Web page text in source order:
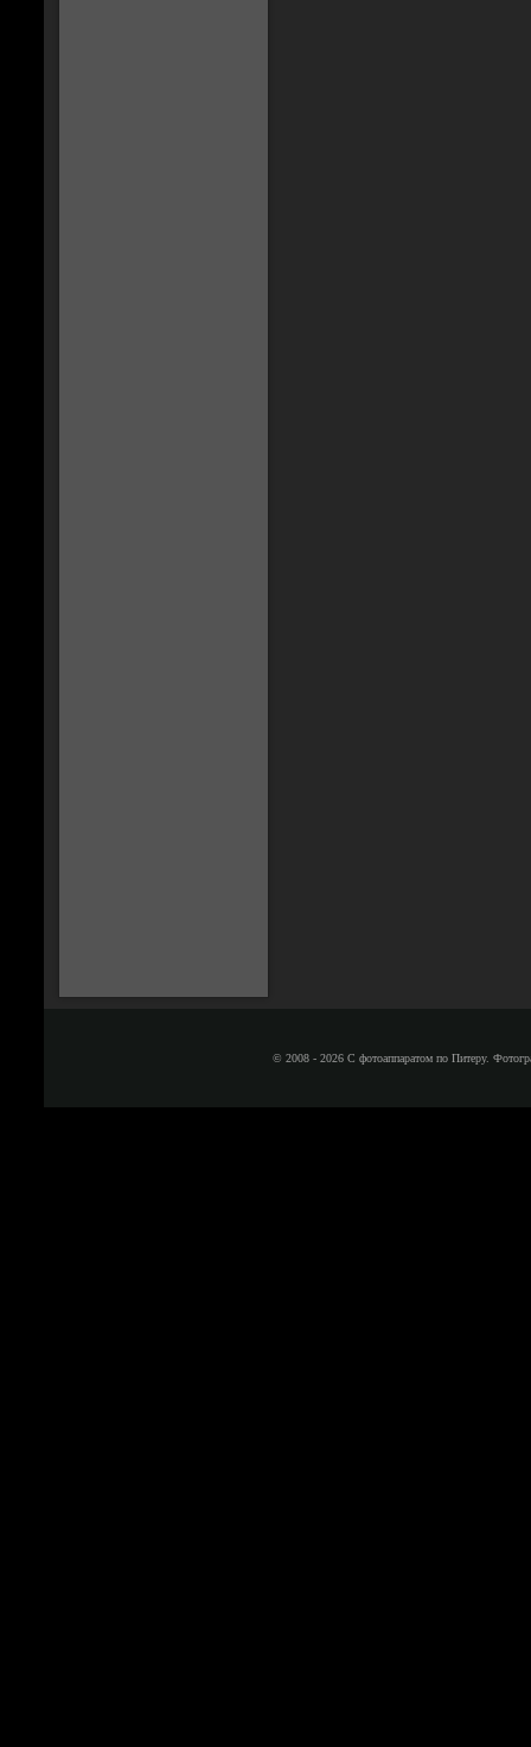
© 2008 - 2026 С фотоаппаратом по Питеру.